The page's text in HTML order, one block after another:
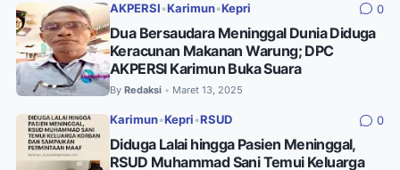
AKPERSI •Karimun•Kepri 0
Dua Bersaudara Meninggal Dunia Diduga
Keracunan Makanan Warung; DPC
AKPERSI Karimun Buka Suara
By Redaksi • Maret 13, 2025
Karimun•Kepri •RSUD 0
Diduga Lalai hingga Pasien Meninggal,
RSUD Muhammad Sani Temui Keluarga